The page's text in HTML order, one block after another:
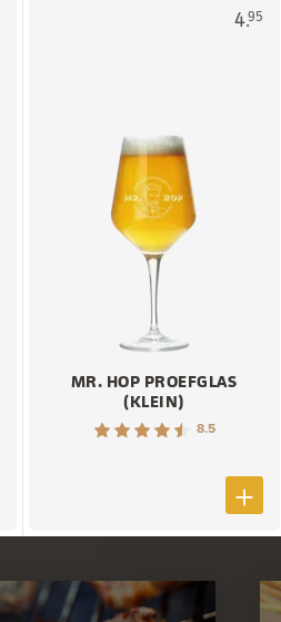
4.95
MR. HOP PROEFGLAS
(KLEIN)
8.5